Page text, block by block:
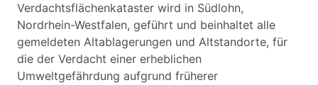
Verdachtsflächenkataster wird in Südlohn,
Nordrhein-Westfalen, geführt und beinhaltet alle
gemeldeten Altablagerungen und Altstandorte, für
die der Verdacht einer erheblichen
Umweltgefährdung aufgrund früherer